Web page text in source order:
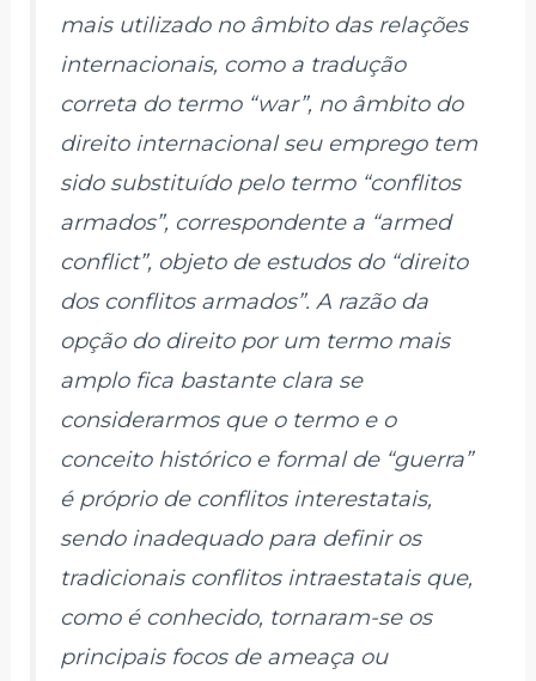
mais utilizado no âmbito das relações
internacionais, como a tradução
correta do termo “war”, no âmbito do
direito internacional seu emprego tem
sido substituído pelo termo “conflitos
armados”, correspondente a “armed
conflict”, objeto de estudos do “direito
dos conflitos armados”. A razão da
opção do direito por um termo mais
amplo fica bastante clara se
considerarmos que o termo e o
conceito histórico e formal de “guerra”
é próprio de conflitos interestatais,
sendo inadequado para definir os
tradicionais conflitos intraestatais que,
como é conhecido, tornaram-se os
principais focos de ameaça ou